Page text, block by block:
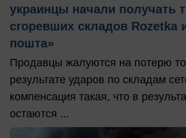
украинцы начали получать
сгоревших складов Rozetka
пошта»
Продавцы жалуются на потерю
результате ударов по складам
компенсация такая, что в
остаются ...